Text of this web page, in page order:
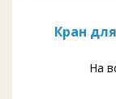
Кран
На